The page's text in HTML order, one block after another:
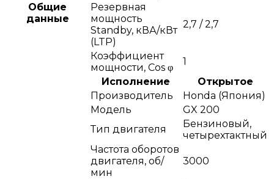
Общие
данные
Резервная
мощность
Standby, кВА/кВт
(LTP)
2,7 / 2,7
Коэффициент
мощности, Сos φ
1
Исполнение
Открытое
Производитель
Honda (Япония)
Модель
GX 200
Тип двигателя
Бензиновый,
четырехтактный
Частота оборотов
двигателя, об/
мин
3000